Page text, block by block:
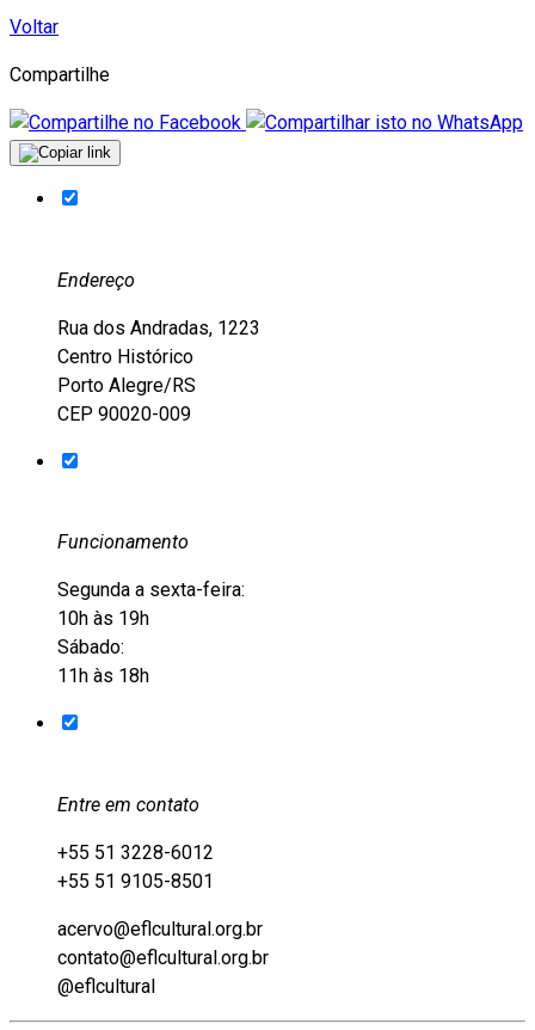
Voltar
Compartilhe
Endereço
Rua dos Andradas, 1223
Centro Histórico
Porto Alegre/RS
CEP 90020-009
Funcionamento
Segunda a sexta-feira:
10h às 19h
Sábado:
11h às 18h
Entre em contato
+55 51 3228-6012
+55 51 9105-8501
acervo@eflcultural.org.br
contato@eflcultural.org.br
@eflcultural